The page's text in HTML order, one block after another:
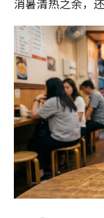
消暑清热之余，